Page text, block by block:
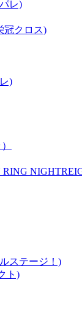
レ)
冠クロス)
)
ステージ！)
ト)